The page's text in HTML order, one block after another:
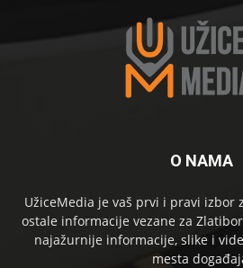
O NAMA
UžiceMedia je vaš prvi i pravi izbor
ostale informacije vezane za
najažurnije informacije, slike i
mesta